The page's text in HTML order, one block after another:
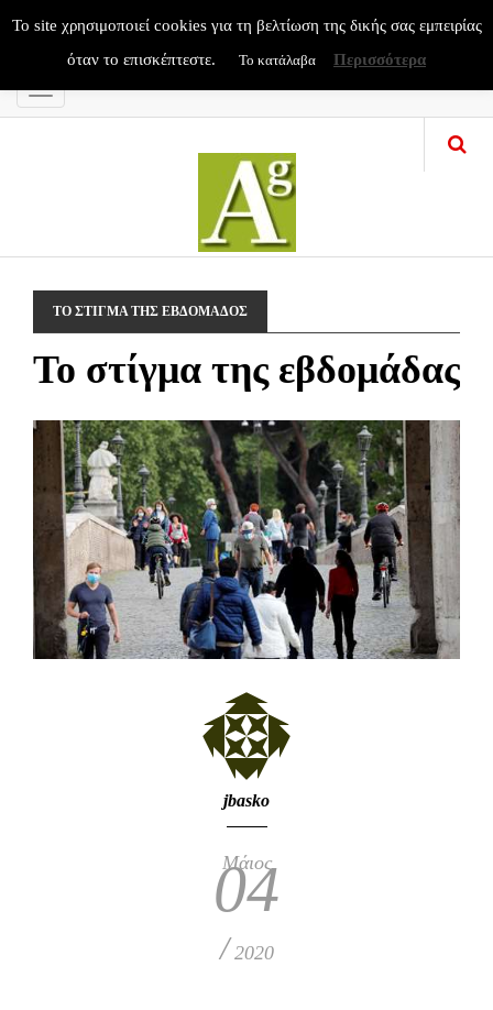
Menu
ΤΟ ΣΤΙΓΜΑ ΤΗΣ ΕΒΔΟΜΑΔΟΣ
Το στίγμα της εβδομάδας
jbasko
Μάιος
04
/ 2020
To site χρησιμοποιεί cookies για τη βελτίωση της δικής σας εμπειρίας
όταν το επισκέπτεστε.
Το κατάλαβα Περισσότερα